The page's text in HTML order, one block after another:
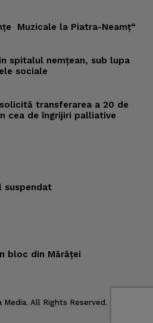
Muzicale la Piatra-Neamţ“
spitalul nemţean, sub lupa
sociale
transferarea a 20 de
cea de îngrijiri palliative
suspendat
bloc din Mărăţei
All Rights Reserved.